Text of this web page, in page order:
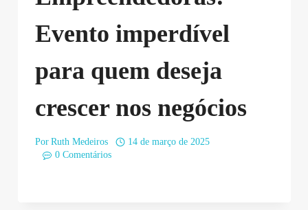
Evento imperdível
para quem deseja
crescer nos negócios
Por Ruth Medeiros
14 de março de 2025
0 Comentários